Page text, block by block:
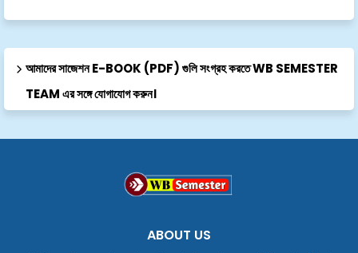
আমাদের সাজেশন E-BOOK (PDF) গুলি সংগ্রহ করতে WB SEMESTER
TEAM এর সঙ্গে যোগাযোগ করুন।
ABOUT US